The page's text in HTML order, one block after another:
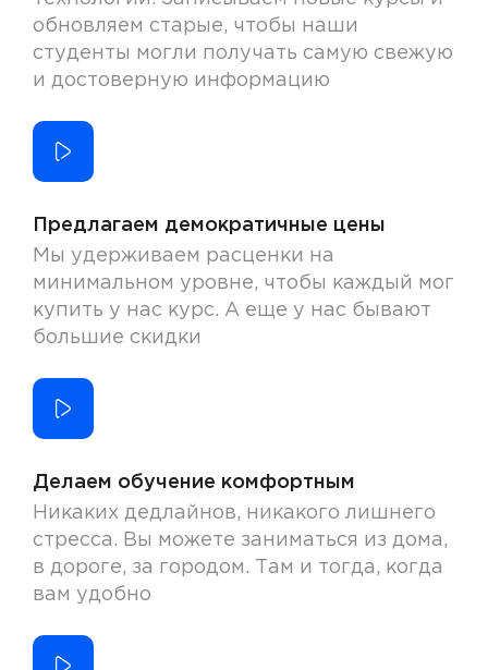
обновляем старые, чтобы наши
студенты могли получать самую свежую
и достоверную информацию
Предлагаем демократичные цены
Мы удерживаем расценки на
минимальном уровне, чтобы каждый мог
купить у нас курс. А еще у нас бывают
большие скидки
Делаем обучение комфортным
Никаких дедлайнов, никакого лишнего
стресса. Вы можете заниматься из дома,
в дороге, за городом. Там и тогда, когда
вам удобно